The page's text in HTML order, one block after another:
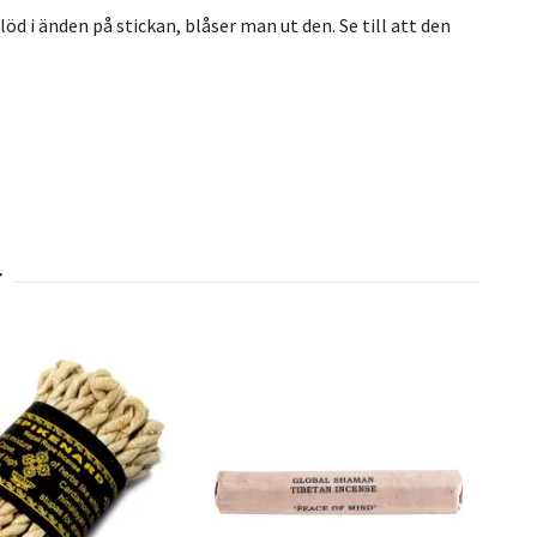
i änden på stickan, blåser man ut den. Se till att den